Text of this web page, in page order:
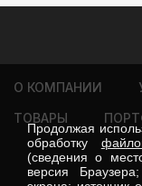
О КОМПАНИИ
ТОВАРЫ
Продолжая
обработку
(сведения о
версия